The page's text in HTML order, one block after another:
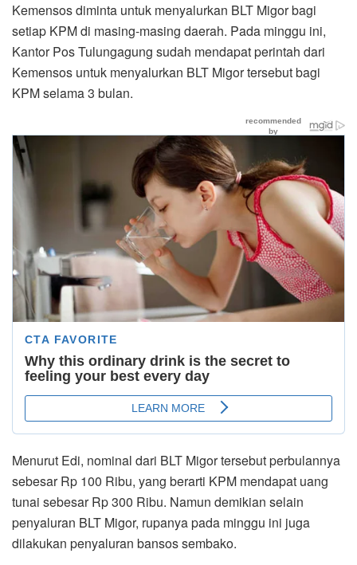
Kemensos diminta untuk menyalurkan BLT Migor bagi
setiap KPM di masing-masing daerah. Pada minggu ini,
Kantor Pos Tulungagung sudah mendapat perintah dari
Kemensos untuk menyalurkan BLT Migor tersebut bagi
KPM selama 3 bulan.
Menurut Edi, nominal dari BLT Migor tersebut perbulannya
sebesar Rp 100 Ribu, yang berarti KPM mendapat uang
tunai sebesar Rp 300 Ribu. Namun demikian selain
penyaluran BLT Migor, rupanya pada minggu ini juga
dilakukan penyaluran bansos sembako.